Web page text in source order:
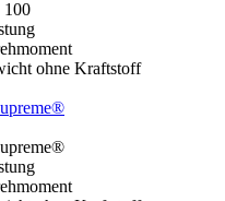
100
ohne Kraftstoff